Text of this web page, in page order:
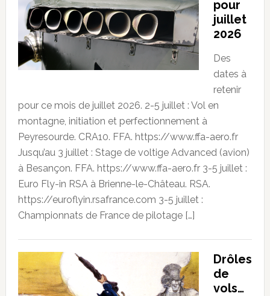
pour
juillet
2026
Des
dates à
retenir
pour ce mois de juillet 2026. 2-5 juillet : Vol en
montagne, initiation et perfectionnement à
Peyresourde. CRA10. FFA. https://www.ffa-aero.fr
Jusqu’au 3 juillet : Stage de voltige Advanced (avion)
à Besançon. FFA. https://www.ffa-aero.fr 3-5 juillet :
Euro Fly-in RSA à Brienne-le-Château. RSA.
https://euroflyin.rsafrance.com 3-5 juillet :
Championnats de France de pilotage […]
Drôles
de
vols…